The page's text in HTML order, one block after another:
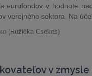
eurofondov v hodnote
verejného sektora. Na
(Ružička Csekes)
v zmysle